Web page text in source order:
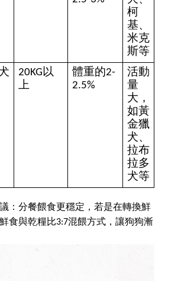
柯
基、
米克
斯等
20KG以
上
體重的2-
2.5%
活動
量
大，
如黃
金獵
犬、
拉布
拉多
犬等
：分餐餵食更穩定，若是在轉換鮮
食與乾糧比3:7混餵方式，讓狗狗漸